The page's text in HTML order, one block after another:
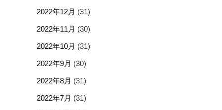
2022年12月 (31)
2022年11月 (30)
2022年10月 (31)
2022年9月 (30)
2022年8月 (31)
2022年7月 (31)